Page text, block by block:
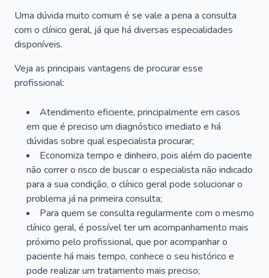
Uma dúvida muito comum é se vale a pena a consulta
com o clínico geral, já que há diversas especialidades
disponíveis.
Veja as principais vantagens de procurar esse
profissional:
Atendimento eficiente, principalmente em casos
em que é preciso um diagnóstico imediato e há
dúvidas sobre qual especialista procurar;
Economiza tempo e dinheiro, pois além do paciente
não correr o risco de buscar o especialista não indicado
para a sua condição, o clínico geral pode solucionar o
problema já na primeira consulta;
Para quem se consulta regularmente com o mesmo
clínico geral, é possível ter um acompanhamento mais
próximo pelo profissional, que por acompanhar o
paciente há mais tempo, conhece o seu histórico e
pode realizar um tratamento mais preciso;